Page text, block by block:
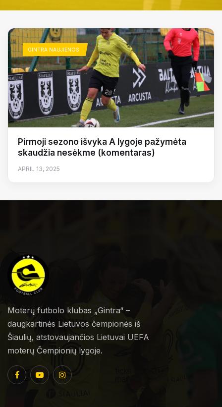
GINTRA NAUJIENOS
Pirmoji sezono išvyka A lygoje pažymėta
skaudžia nesėkme (komentaras)
APRIL 13, 2025
Moterų futbolo klubas „Gintra“ –
daugkartinės Lietuvos čempionės iš
Šiaulių, atstovaujančios Lietuvai UEFA
moterų Čempionių lygoje.